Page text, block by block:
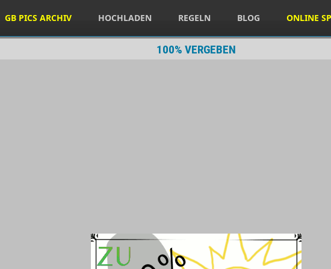
GB PICS ARCHIV HOCHLADEN REGELN BLOG ONLINE
100% VERGEBEN